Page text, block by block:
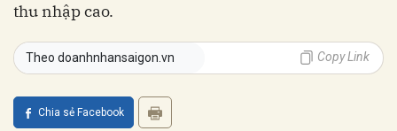
thu nhập cao.
Theo doanhnhansaigon.vn Copy Link
Chia sẻ Facebook